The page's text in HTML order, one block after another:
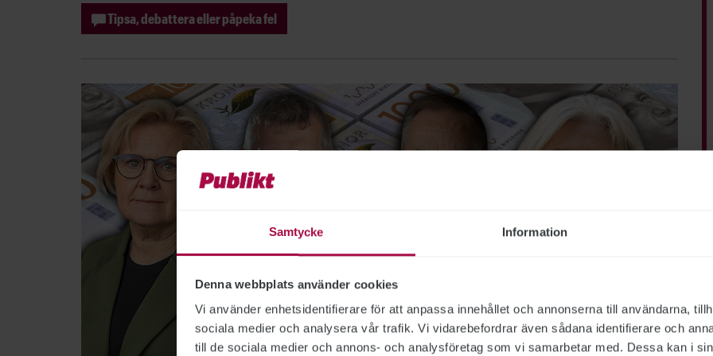
Samtycke Information
Denna webbplats använder cookies
Vi använder enhetsidentifierare för att anpassa innehållet och annonserna till användarna,
sociala medier och analysera vår trafik. Vi vidarebefordrar även sådana identifierare och
till de sociala medier och annons- och analysföretag som vi samarbetar med. Dessa kan i
Tipsa, debattera eller påpeka fel